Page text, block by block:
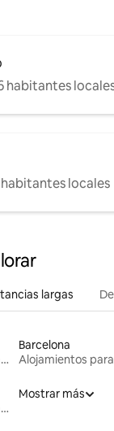
habitantes
locales
largas
Alojamientos para estancias largas
Barcelona
Alojamientos para estancias largas
Mostrar más